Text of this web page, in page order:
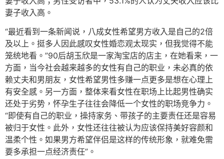
妻子收入高。
“最近看到一条新闻说，八成女性希望男方收入是自己的2倍
及以上。挺多人因此感叹女性婚恋观太现实，但我觉得不能
笼统地看。”90后胡玉欣是一家淘宝店的店主，在她看来，一
方面，当今社会越来越多的女性有自己的职业，未必真的依
赖丈夫和男朋友，女性希望男性多赚一点更多是想在心理上
有安全感。另一方面，整体来看女性在职场上比起男性确实
还处于劣势，怀孕生子往往会降低一个女性的职场竞争力。
“即使有自己的职业，操持家务、带孩子的主要责任还是容易
被归于女性。此外，女性还往往被认为应该保持美好容颜和
温柔个性。如果男方希望伴侣是这样的传统形象，就难免需
要多承担一点经济责任”。